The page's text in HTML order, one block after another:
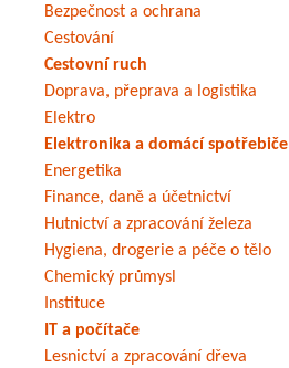
Bezpečnost a ochrana
Cestování
Cestovní ruch
Doprava, přeprava a logistika
Elektro
Elektronika a domácí spotřebiče
Energetika
Finance, daně a účetnictví
Hutnictví a zpracování železa
Hygiena, drogerie a péče o tělo
Chemický průmysl
Instituce
IT a počítače
Lesnictví a zpracování dřeva